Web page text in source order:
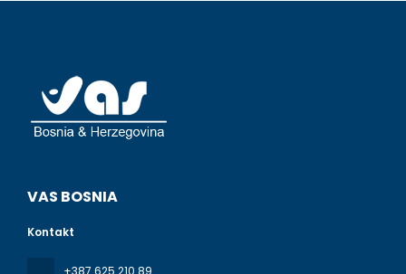
VAS BOSNIA
Kontakt
+387 625 210 89